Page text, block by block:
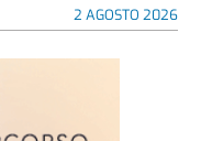
2 AGOSTO 2026